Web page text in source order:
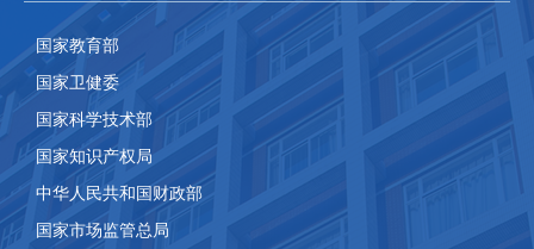
国家教育部
国家卫健委
国家科学技术部
国家知识产权局
中华人民共和国财政部
国家市场监管总局